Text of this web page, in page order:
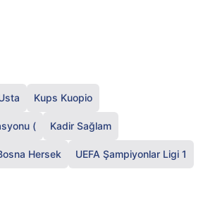
Kups Kuopio
( Kadir Sağlam
Hersek UEFA Şampiyonlar Ligi 1